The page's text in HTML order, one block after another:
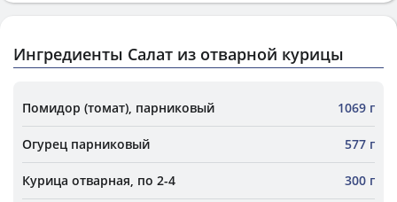
Ингредиенты Салат из отварной курицы
Помидор (томат), парниковый 1069 г
Огурец парниковый 577 г
Курица отварная, по 2-4 300 г